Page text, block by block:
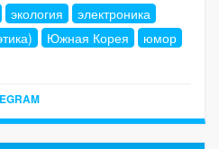
экология
электроника
Южная Корея
юмор